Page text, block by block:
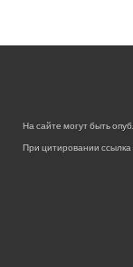
На сайте могут быть
При цитировании ссылка